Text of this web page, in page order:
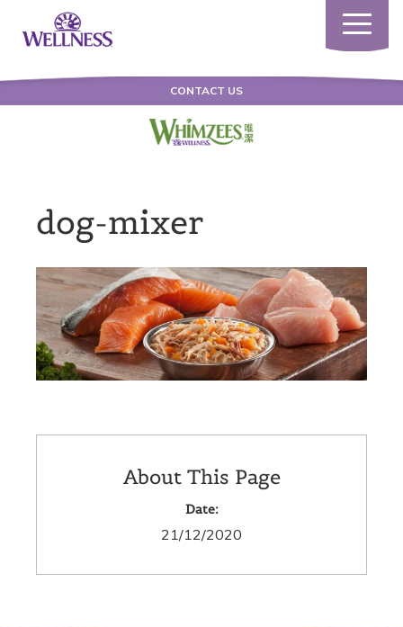
Toggle
CONTACT US
dog-mixer
About This Page
Date:
21/12/2020